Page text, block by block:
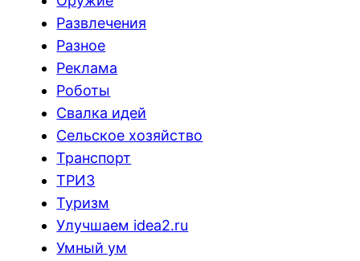
Развлечения
Разное
Реклама
Роботы
Свалка идей
Сельское хозяйство
Транспорт
ТРИЗ
Туризм
Улучшаем idea2.ru
Умный ум